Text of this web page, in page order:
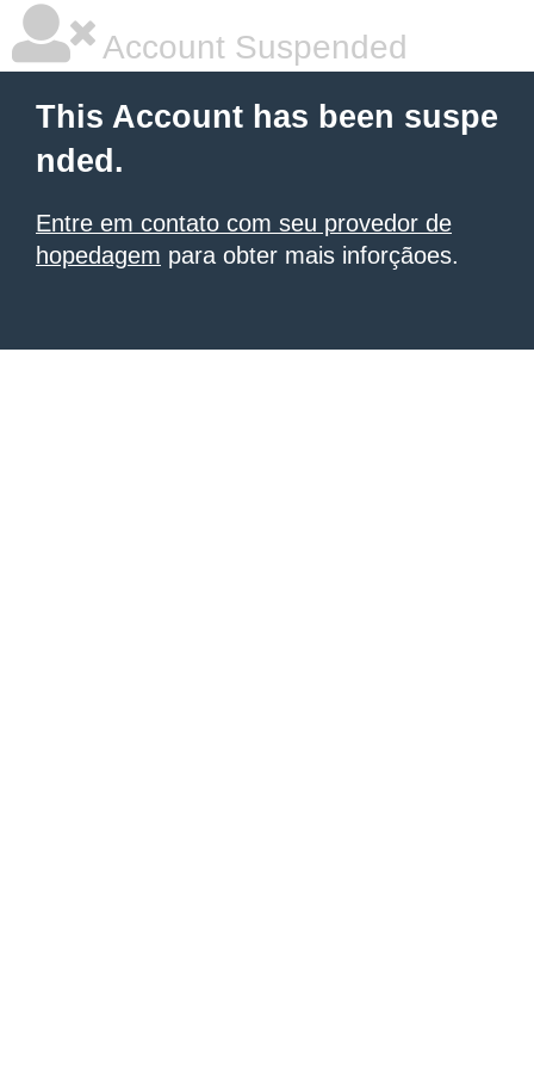
Account Suspended
This Account has been suspe
nded.
Entre em contato com seu provedor de
hopedagem para obter mais inforçãoes.